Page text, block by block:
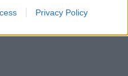
Privacy Policy